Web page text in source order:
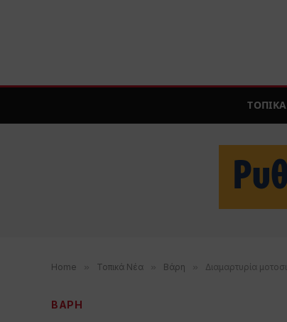
Home » Τοπικά Νέα » Βάρη » Διαμαρτυρία
ΒΑΡΗ